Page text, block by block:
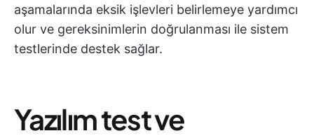
aşamalarında eksik işlevleri belirlemeye yardımcı
olur ve gereksinimlerin doğrulanması ile sistem
testlerinde destek sağlar.
Yazılım test ve